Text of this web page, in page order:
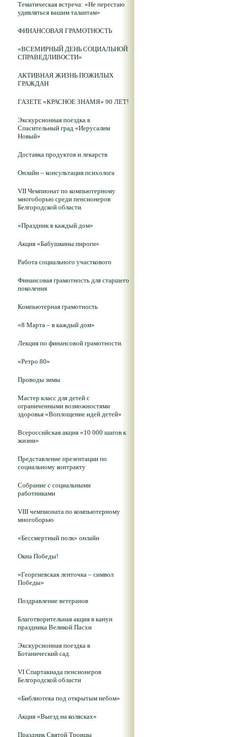
Тематическая встреча: «Не перестаю
удивляться вашим талантам»
ФИНАНСОВАЯ ГРАМОТНОСТЬ
«ВСЕМИРНЫЙ ДЕНЬ СОЦИАЛЬНОЙ
СПРАВЕДЛИВОСТИ»
АКТИВНАЯ ЖИЗНЬ ПОЖИЛЫХ
ГРАЖДАН
ГАЗЕТЕ «КРАСНОЕ ЗНАМЯ» 90 ЛЕТ!
Экскурсионная поездка в
Спасительный град «Иерусалим
Новый»
Доставка продуктов и лекарств
Онлайн – консультация психолога
VII Чемпионат по компьютерному
многоборью среди пенсионеров
Белгородской области.
«Праздник в каждый дом»
Акция «Бабушкины пироги»
Работа социального участкового
Финансовая грамотность для старшего
поколения
Компьютерная грамотность
«8 Марта – в каждый дом»
Лекция по финансовой грамотности.
«Ретро 80»
Проводы зимы
Мастер класс для детей с
ограниченными возможностями
здоровья «Воплощение идей детей»
Всероссийская акция «10 000 шагов к
жизни»
Представление презентации по
социальному контракту
Собрание с социальными
работниками
VIII чемпионата по компьютерному
многоборью
«Бессмертный полк» онлайн
Окна Победы!
«Георгиевская ленточка – символ
Победы»
Поздравление ветеранов
Благотворительная акция в канун
праздника Великой Пасхи
Экскурсионная поездка в
Ботанический сад.
VI Спартакиада пенсионеров
Белгородской области
«Библиотека под открытым небом»
Акция «Выезд на колясках»
Праздник Святой Троицы